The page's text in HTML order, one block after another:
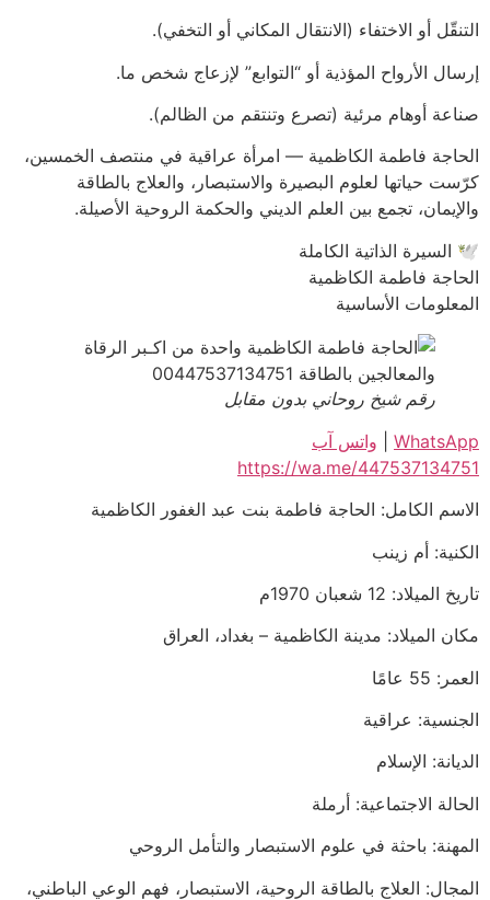
التنقّل أو الاختفاء (الانتقال المكاني أو التخفي).
إرسال الأرواح المؤذية أو “التوابع” لإزعاج شخص ما.
صناعة أوهام مرئية (تصرع وتنتقم من الظالم).
الحاجة فاطمة الكاظمية — امرأة عراقية في منتصف الخمسين،
كرّست حياتها لعلوم البصيرة والاستبصار، والعلاج بالطاقة
والإيمان، تجمع بين العلم الديني والحكمة الروحية الأصيلة.
🕊️ السيرة الذاتية الكاملة
الحاجة فاطمة الكاظمية
المعلومات الأساسية
رقم شيخ روحاني بدون مقابل
WhatsApp
واتس آب
https://wa.me/447537134751
الاسم الكامل: الحاجة فاطمة بنت عبد الغفور الكاظمية
الكنية: أم زينب
تاريخ الميلاد: 12 شعبان 1970م
مكان الميلاد: مدينة الكاظمية – بغداد، العراق
العمر: 55 عامًا
الجنسية: عراقية
الديانة: الإسلام
الحالة الاجتماعية: أرملة
المهنة: باحثة في علوم الاستبصار والتأمل الروحي
المجال: العلاج بالطاقة الروحية، الاستبصار، فهم الوعي الباطني،